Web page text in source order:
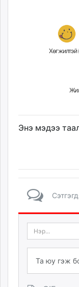
Хөгжилтэй (
Энэ мэдээ